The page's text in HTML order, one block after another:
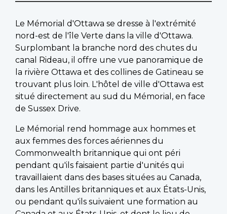
Le Mémorial d'Ottawa se dresse à l'extrémité
nord-est de l'île Verte dans la ville d'Ottawa.
Surplombant la branche nord des chutes du
canal Rideau, il offre une vue panoramique de
la rivière Ottawa et des collines de Gatineau se
trouvant plus loin. L'hôtel de ville d'Ottawa est
situé directement au sud du Mémorial, en face
de Sussex Drive.
Le Mémorial rend hommage aux hommes et
aux femmes des forces aériennes du
Commonwealth britannique qui ont péri
pendant qu'ils faisaient partie d'unités qui
travaillaient dans des bases situées au Canada,
dans les Antilles britanniques et aux États-Unis,
ou pendant qu'ils suivaient une formation au